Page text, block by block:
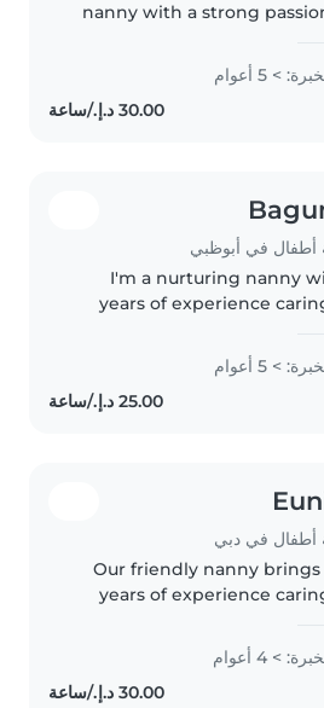
nanny with a strong
children of different ages
can handle daily routines
feeding, bathing, and
> 5 أعوام
أطفال في أبوظبي
I'm a nurturing nanny
years of experience
creative activities like
music, and games, I also
> 5 أعوام
أطفال في دبي
Our friendly nanny brings
years of experience
elementary age. I enjoy
crafting, and fun learning
and can assist with
> 4 أعوام